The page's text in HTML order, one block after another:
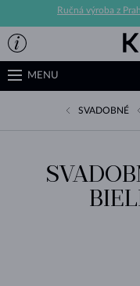
Ručná výroba z
MENU
SVADOBNÉ